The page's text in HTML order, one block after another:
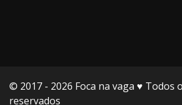
© 2017 - 2026 Foca na vaga ♥️ Todos
reservados